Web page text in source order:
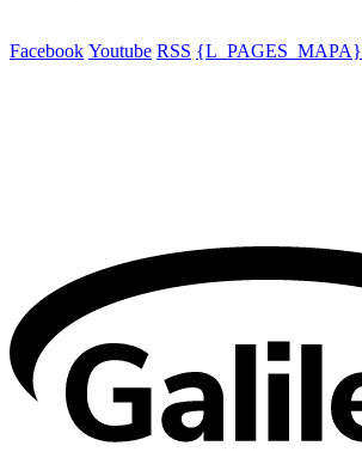
Facebook Youtube RSS {L_PAGES_MAPA}